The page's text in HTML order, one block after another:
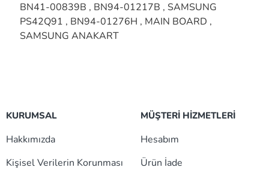
BN41-00839B , BN94-01217B , SAMSUNG
PS42Q91 , BN94-01276H , MAIN BOARD ,
SAMSUNG ANAKART
KURUMSAL
Hakkımızda
Kişisel Verilerin Korunması
MÜŞTERİ HİZMETLERİ
Hesabım
Ürün İade